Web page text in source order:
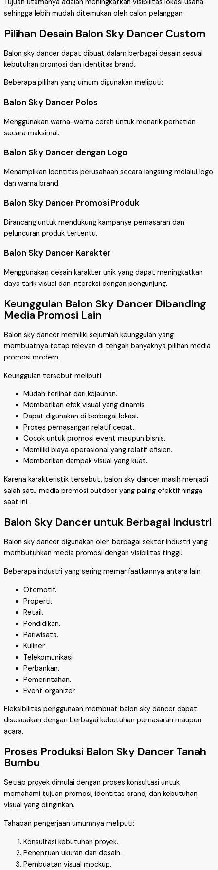
Tujuan utamanya adalah meningkatkan visibilitas lokasi usaha
sehingga lebih mudah ditemukan oleh calon pelanggan.
Pilihan Desain Balon Sky Dancer Custom
Balon sky dancer dapat dibuat dalam berbagai desain sesuai
kebutuhan promosi dan identitas brand.
Beberapa pilihan yang umum digunakan meliputi:
Balon Sky Dancer Polos
Menggunakan warna-warna cerah untuk menarik perhatian
secara maksimal.
Balon Sky Dancer dengan Logo
Menampilkan identitas perusahaan secara langsung melalui logo
dan warna brand.
Balon Sky Dancer Promosi Produk
Dirancang untuk mendukung kampanye pemasaran dan
peluncuran produk tertentu.
Balon Sky Dancer Karakter
Menggunakan desain karakter unik yang dapat meningkatkan
daya tarik visual dan interaksi dengan pengunjung.
Keunggulan Balon Sky Dancer Dibanding
Media Promosi Lain
Balon sky dancer memiliki sejumlah keunggulan yang
membuatnya tetap relevan di tengah banyaknya pilihan media
promosi modern.
Keunggulan tersebut meliputi:
Mudah terlihat dari kejauhan.
Memberikan efek visual yang dinamis.
Dapat digunakan di berbagai lokasi.
Proses pemasangan relatif cepat.
Cocok untuk promosi event maupun bisnis.
Memiliki biaya operasional yang relatif efisien.
Memberikan dampak visual yang kuat.
Karena karakteristik tersebut, balon sky dancer masih menjadi
salah satu media promosi outdoor yang paling efektif hingga
saat ini.
Balon Sky Dancer untuk Berbagai Industri
Balon sky dancer digunakan oleh berbagai sektor industri yang
membutuhkan media promosi dengan visibilitas tinggi.
Beberapa industri yang sering memanfaatkannya antara lain:
Otomotif.
Properti.
Retail.
Pendidikan.
Pariwisata.
Kuliner.
Telekomunikasi.
Perbankan.
Pemerintahan.
Event organizer.
Fleksibilitas penggunaan membuat balon sky dancer dapat
disesuaikan dengan berbagai kebutuhan pemasaran maupun
acara.
Proses Produksi Balon Sky Dancer Tanah
Bumbu
Setiap proyek dimulai dengan proses konsultasi untuk
memahami tujuan promosi, identitas brand, dan kebutuhan
visual yang diinginkan.
Tahapan pengerjaan umumnya meliputi:
Konsultasi kebutuhan proyek.
Penentuan ukuran dan desain.
Pembuatan visual mockup.